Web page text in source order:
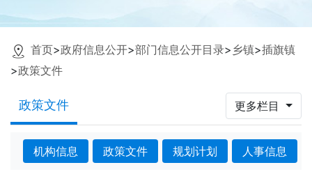
首页>政府信息公开>部门信息公开目录> 乡镇>插旗镇
>政策文件
政策文件 更多栏目
机构信息 政策文件 规划计划 人事信息